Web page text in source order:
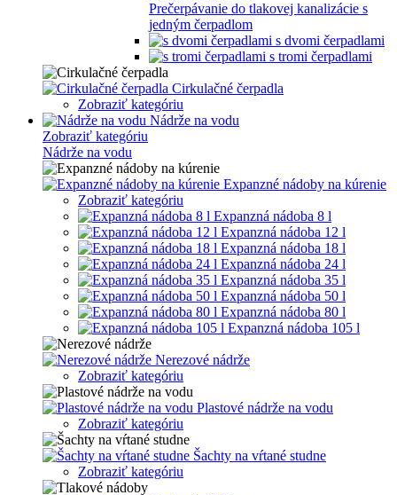
Prečerpávanie do tlakovej kanalizácie s
jedným čerpadlom
s dvomi čerpadlami
s tromi čerpadlami
Cirkulačné čerpadla
Zobraziť kategóriu
Nádrže na vodu
Zobraziť kategóriu
Nádrže na vodu
Expanzné nádoby na kúrenie
Zobraziť kategóriu
Expanzná nádoba 8 l
Expanzná nádoba 12 l
Expanzná nádoba 18 l
Expanzná nádoba 24 l
Expanzná nádoba 35 l
Expanzná nádoba 50 l
Expanzná nádoba 80 l
Expanzná nádoba 105 l
Nerezové nádrže
Zobraziť kategóriu
Plastové nádrže na vodu
Zobraziť kategóriu
Šachty na vŕtané studne
Zobraziť kategóriu